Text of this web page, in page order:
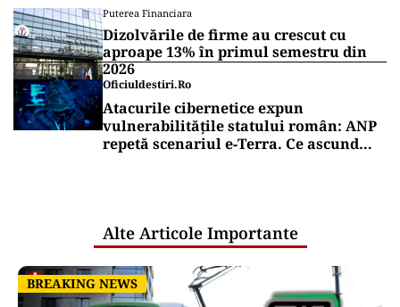
Puterea Financiara
Dizolvările de firme au crescut cu
aproape 13% în primul semestru din
2026
Oficiuldestiri.ro
Atacurile cibernetice expun
vulnerabilitățile statului român: ANP
repetă scenariul e‑Terra. Ce ascund
Alte Articole Importante
BREAKING NEWS
BREAKING NEWS